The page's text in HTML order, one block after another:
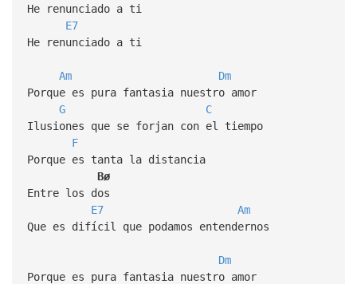
He renunciado a ti
E7
He renunciado a ti
Am
Dm
Porque es pura fantasia nuestro amor
G
C
Ilusiones que se forjan con el tiempo
F
Porque es tanta la distancia
Bø
Entre los dos
E7
Am
Que es difícil que podamos entendernos
Dm
Porque es pura fantasia nuestro amor